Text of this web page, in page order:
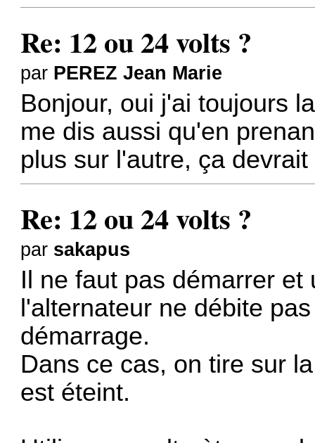
Re: 12 ou 24 volts ?
par PEREZ Jean Marie
Bonjour, oui j'ai toujours
me dis aussi qu'en
plus sur l'autre, ça
Re: 12 ou 24 volts ?
par sakapus
Il ne faut pas démarrer
l'alternateur ne débite
démarrage.
Dans ce cas, on tire sur
est éteint.